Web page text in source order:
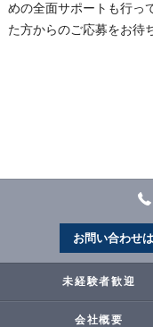
めの全面サポートも行っ
た方からのご応募をお待
お問い合わせ
未経験者歓迎
会社概要